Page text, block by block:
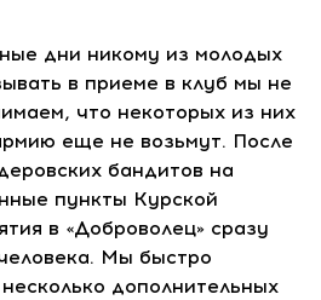
дни никому из молодых
в приеме в клуб мы не
что некоторых из них
еще не возьмут. После
бандитов на
пункты Курской
в «Доброволец» сразу
Мы быстро
дополнительных